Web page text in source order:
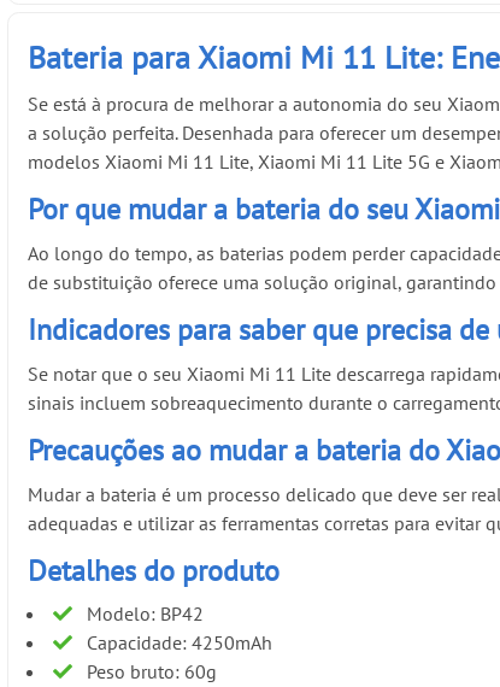
Bateria para Xiaomi Mi 11 Lite:
Se está à procura de melhorar a autonomia do seu
a solução perfeita. Desenhada para oferecer um
modelos Xiaomi Mi 11 Lite, Xiaomi Mi 11 Lite 5G e
Por que mudar a bateria do seu
Ao longo do tempo, as baterias podem perder
de substituição oferece uma solução original,
Indicadores para saber que precisa
Se notar que o seu Xiaomi Mi 11 Lite descarrega
sinais incluem sobreaquecimento durante o
Precauções ao mudar a bateria do
Mudar a bateria é um processo delicado que deve ser
adequadas e utilizar as ferramentas corretas para evitar
Detalhes do produto
Modelo: BP42
Capacidade: 4250mAh
Peso bruto: 60g